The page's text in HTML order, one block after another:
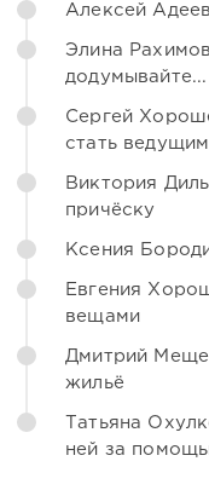
Алексей
Элина
додумывайте...
Сергей
стать ведущим
Виктория
причёску
Ксения
Евгения
вещами
Дмитрий
жильё
Татьяна
ней за